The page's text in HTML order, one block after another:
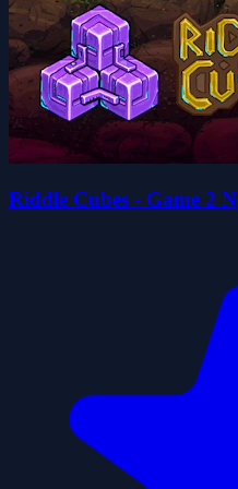
Riddle Cubes - Game 2